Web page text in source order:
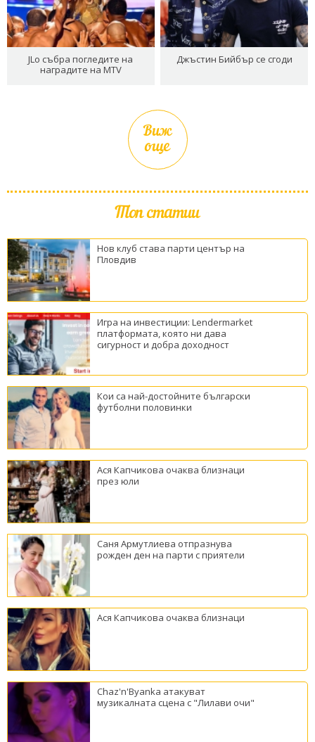
JLo събра погледите на
наградите на MTV
Джъстин Бийбър се сгоди
Виж
още
Топ статии
Нов клуб става парти център на
Пловдив
Игра на инвестиции: Lendermarket
платформата, която ни дава
сигурност и добра доходност
Кои са най-достойните български
футболни половинки
Ася Капчикова очаква близнаци
през юли
Саня Армутлиева отпразнува
рожден ден на парти с приятели
Ася Капчикова очаква близнаци
Chaz'n'Byanka атакуват
музикалната сцена с "Лилави очи"